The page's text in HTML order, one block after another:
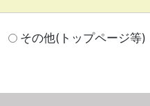
その他(トップページ等)